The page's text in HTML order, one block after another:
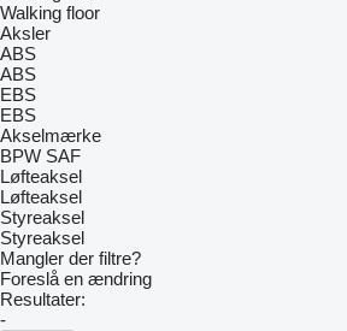
Walking floor
Aksler
ABS
ABS
EBS
EBS
Akselmærke
BPW SAF
Løfteaksel
Løfteaksel
Styreaksel
Styreaksel
Mangler der filtre?
Foreslå en ændring
Resultater:
-